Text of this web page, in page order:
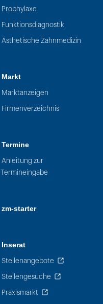
Prophylaxe
Funktionsdiagnostik
Ästhetische Zahnmedizin
Markt
Marktanzeigen
Firmenverzeichnis
Termine
Anleitung zur
Termineingabe
zm-starter
Inserat
Stellenangebote
Stellengesuche
Praxismarkt